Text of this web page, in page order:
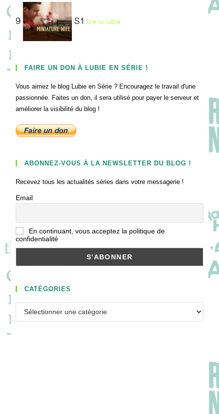
9 S1 lire la lubie
FAIRE UN DON À LUBIE EN SÉRIE !
Vous aimez le blog Lubie en Série ? Encouragez le travail d'une
passionnée. Faites un don, il sera utilisé pour payer le serveur et
améliorer la visibilité du blog !
ABONNEZ-VOUS À LA NEWSLETTER DU BLOG !
Recevez tous les actualités séries dans votre messagerie !
Email
En continuant, vous acceptez la politique de
confidentialité
CATÉGORIES